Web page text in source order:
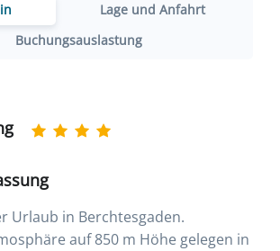
Lage und Anfahrt
Buchungsauslastung
Urlaub in Berchtesgaden.
auf 850 m Höhe gelegen in